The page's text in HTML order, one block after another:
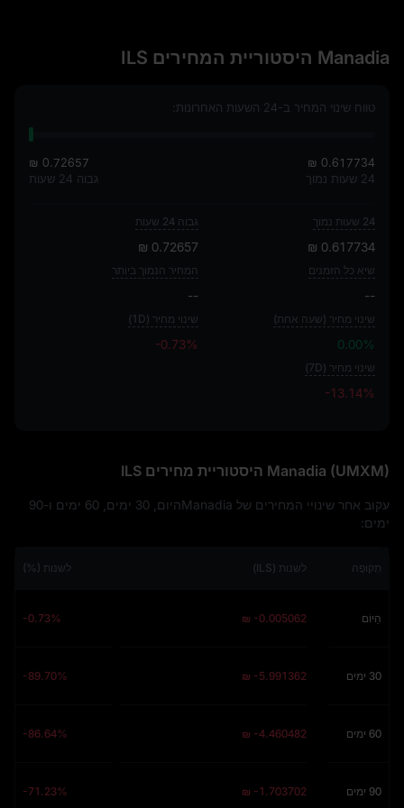
Manadia היסטוריית המחירים ILS
טווח שינוי המחיר ב-24 השעות האחרונות:
₪ 0.617734
24 שעות נמוך
₪ 0.72657
גבוה 24 שעות
24 שעות נמוך
₪ 0.617734
גבוה 24 שעות
₪ 0.72657
שיא כל הזמנים
--
המחיר הנמוך ביותר
--
שינוי מחיר (שעה אחת)
0.00%
שינוי מחיר (1D)
-0.73%
שינוי מחיר (7D)
-13.14%
Manadia (UMXM) היסטוריית מחירים ILS
עקוב אחר שינויי המחירים של Manadiaהיום, 30 ימים, 60 ימים ו-90
ימים:
תְקוּפָה לשנות (ILS) לשנות (%)
הַיוֹם ₪ -0.005062
-0.73%
30 ימים ₪ -5.991362
-89.70%
60 ימים ₪ -4.460482
-86.64%
90 ימים ₪ -1.703702
-71.23%